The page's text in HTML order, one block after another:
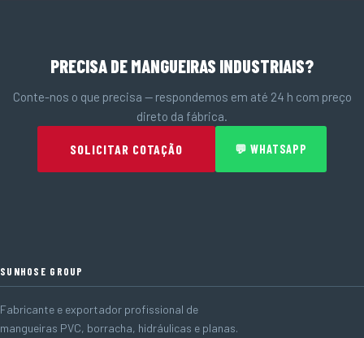
PRECISA DE MANGUEIRAS INDUSTRIAIS?
Conte-nos o que precisa — respondemos em até 24 h com preço
direto da fábrica.
SOLICITAR COTAÇÃO 💬 WHATSAPP
SUNHOSE GROUP
Fabricante e exportador profissional de
mangueiras PVC, borracha, hidráulicas e planas.